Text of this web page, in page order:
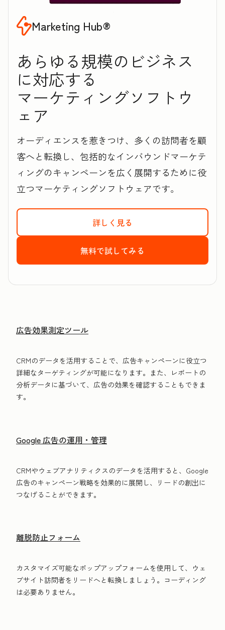
Marketing Hub®
あらゆる規模のビジネス
に対応する
マ‍ー‍ケ‍テ‍ィ‍ン‍グソフトウ
ェア
オーディエンスを惹きつけ、多くの訪問者を顧
客へと転換し、包括的なインバウンドマーケテ
ィングのキャンペーンを広く展開するために役
立つマーケティングソフトウェアです。
詳しく見る
無料で試してみる
広告効果測定ツール
CRMのデータを活用することで、広告キャンペーンに役立つ
詳細なターゲティングが可能になります。また、レポートの
分析データに基づいて、広告の効果を確認することもできま
す。
Google 広告の運用・管理
CRMやウェブアナリティクスのデータを活用すると、Google
広告のキャンペーン戦略を効果的に展開し、リードの創出に
つなげることができます。
離脱防止フォーム
カスタマイズ可能なポップアップフォームを使用して、ウェ
ブサイト訪問者をリードへと転換しましょう。コーディング
は必要ありません。